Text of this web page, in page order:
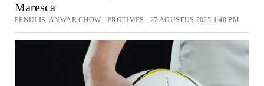
Maresca
PENULIS: ANWAR CHOW PROTIMES 27 AGUSTUS 2025 1:40 PM